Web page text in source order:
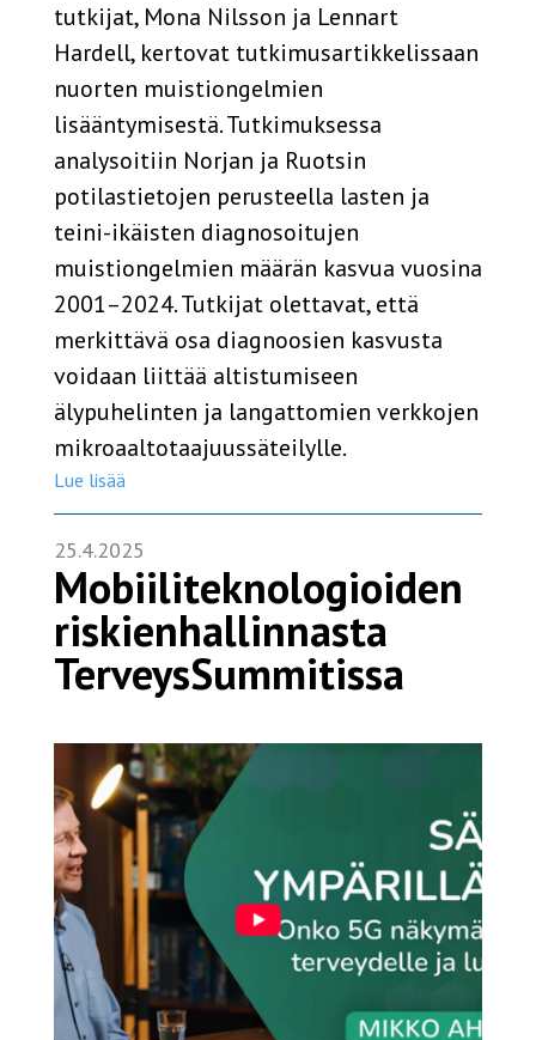
tutkijat, Mona Nilsson ja Lennart
Hardell, kertovat tutkimusartikkelissaan
nuorten muistiongelmien
lisääntymisestä. Tutkimuksessa
analysoitiin Norjan ja Ruotsin
potilastietojen perusteella lasten ja
teini-ikäisten diagnosoitujen
muistiongelmien määrän kasvua vuosina
2001–2024. Tutkijat olettavat, että
merkittävä osa diagnoosien kasvusta
voidaan liittää altistumiseen
älypuhelinten ja langattomien verkkojen
mikroaaltotaajuussäteilylle.
Lue lisää
25.4.2025
Mobiiliteknologioiden
riskienhallinnasta
TerveysSummitissa